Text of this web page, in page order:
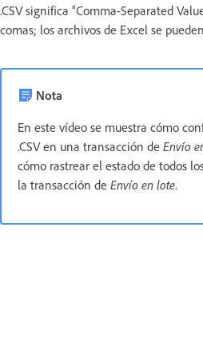
.CSV significa “Comma-Separated
comas; los archivos de Excel se
Nota
En este vídeo se muestra cómo
.CSV en una transacción de Envío
cómo rastrear el estado de todos
la transacción de Envío en lote.